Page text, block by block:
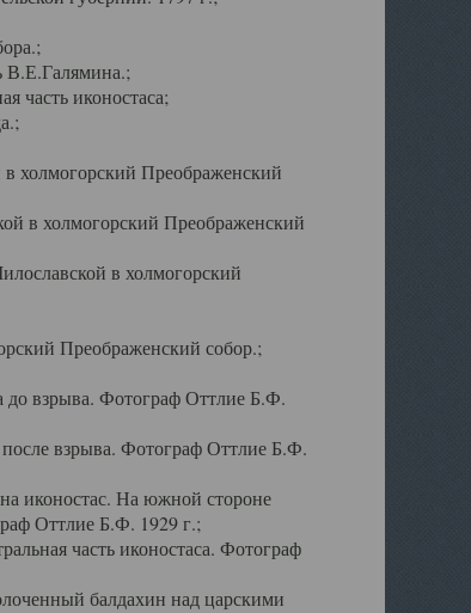
часть иконостаса;
холмогорский Преображенский
в холмогорский Преображенский
в холмогорский
Преображенский собор.;
взрыва. Фотограф Оттлие Б.Ф.
взрыва. Фотограф Оттлие Б.Ф.
иконостас. На южной стороне
Оттлие Б.Ф. 1929 г.;
часть иконостаса. Фотограф
балдахин над царскими